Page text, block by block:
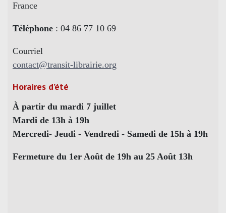
France
Téléphone : 04 86 77 10 69
Courriel
contact@transit-librairie.org
Horaires d’été
À partir du mardi 7 juillet
Mardi de 13h à 19h
Mercredi- Jeudi - Vendredi - Samedi de 15h à 19h
Fermeture du 1er Août de 19h au 25 Août 13h